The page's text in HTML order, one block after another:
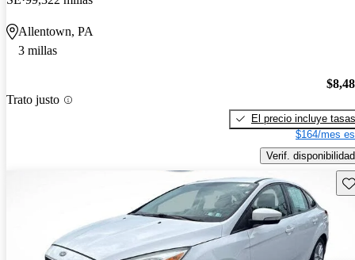
Allentown, PA
3 millas
Trato justo
El precio incluye tasas
$164/mes
Verif. disponibilidad